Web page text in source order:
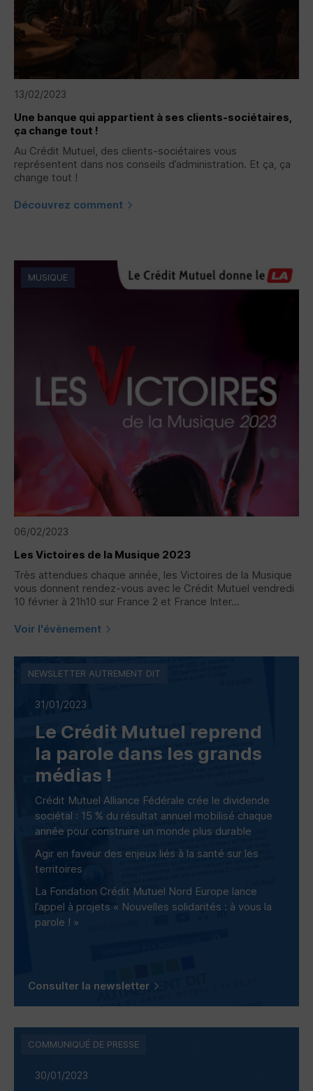
13/02/2023
Une banque qui appartient à ses clients-sociétaires,
ça change tout !
Au Crédit Mutuel, des clients-sociétaires vous
représentent dans nos conseils d’administration. Et ça, ça
change tout !
Découvrez comment
06/02/2023
Les Victoires de la Musique 2023
Très attendues chaque année, les Victoires de la Musique
vous donnent rendez-vous avec le Crédit Mutuel vendredi
10 février à 21h10 sur France 2 et France Inter...
Voir l'évènement
MUSIQUE
31/01/2023
Le Crédit Mutuel reprend
la parole dans les grands
médias !
Crédit Mutuel Alliance Fédérale crée le dividende
sociétal : 15 % du résultat annuel mobilisé chaque
année pour construire un monde plus durable
Agir en faveur des enjeux liés à la santé sur les
territoires
La Fondation Crédit Mutuel Nord Europe lance
l’appel à projets « Nouvelles solidarités : à vous la
parole ! »
Consulter la newsletter
NEWSLETTER AUTREMENT DIT
30/01/2023
COMMUNIQUÉ DE PRESSE